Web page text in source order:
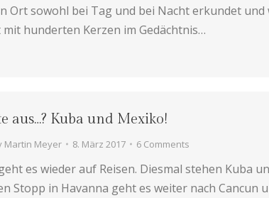
Ort sowohl bei Tag und bei Nacht erkundet
mit hunderten Kerzen im Gedächtnis…
aus…? Kuba und Mexiko!
Martin Meyer 8. März 2017 6 Comments
es wieder auf Reisen. Diesmal stehen Kuba
Stopp in Havanna geht es weiter nach Cancun